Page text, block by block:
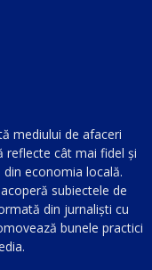
mediului de afaceri
reflecte cât mai fidel și
economia locală.
subiectele de
din jurnaliști cu
bunele practici